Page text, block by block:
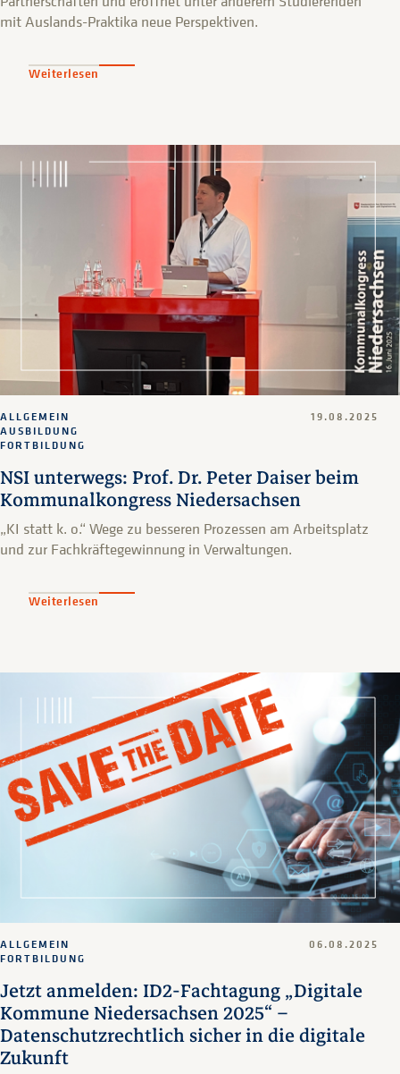
mit Auslands-Praktika neue Perspektiven.
Weiterlesen
NSI unterwegs: Prof. Dr. Peter Daiser beim
Kommunalkongress Niedersachsen
ALLGEMEIN
AUSBILDUNG
FORTBILDUNG
19.08.2025
„KI statt k. o.“ Wege zu besseren Prozessen am Arbeitsplatz
und zur Fachkräftegewinnung in Verwaltungen.
Weiterlesen
Jetzt anmelden: ID2-Fachtagung „Digitale
Kommune Niedersachsen 2025“ –
Datenschutzrechtlich sicher in die digitale
Zukunft
ALLGEMEIN
FORTBILDUNG
06.08.2025